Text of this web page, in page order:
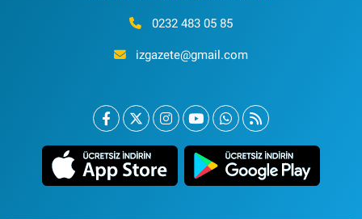
0232 483 05 85
izgazete@gmail.com